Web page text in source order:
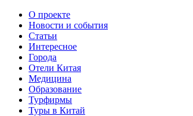
О проекте
Новости и события
Статьи
Интересное
Города
Отели Китая
Медицина
Образование
Турфирмы
Туры в Китай